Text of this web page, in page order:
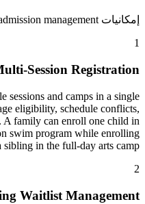
إمكانيات admission management مصممة خصيصاً لـsummer schools.
1
Session Registration
sessions and camps in a single
eligibility, schedule conflicts,
A family can enroll one child in
swim program while enrolling
sibling in the full-day arts camp.
2
Waitlist Management